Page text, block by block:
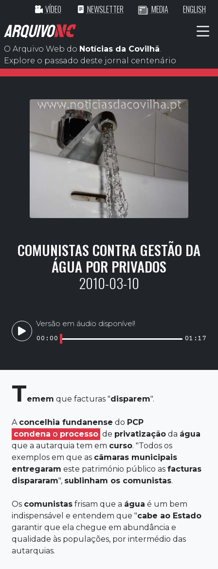
VÍDEO NEWSLETTER MEDIA ENGLISH
ARQUIVONC
O Arquivo Web do Notícias da Covilhã.
Explore o passado deste jornal centenário
COMUNISTAS CONTRA GESTÃO DA
ÁGUA POR PRIVADOS
2010-03-10
Versão em áudio disponível!
00:00 01:17
Temem que facturas "disparem".
A concelhia fundanense do PCP
condena o processo de privatização da água
que a autarquia tem em curso. "Todos os
exemplos em que as câmaras municipais
entregaram este património público as facturas
dispararam", sublinham os comunistas.
Os comunistas frisam que a água é um bem
indispensável e entendem que "cabe ao Estado
garantir que ela chegue em abundância e
qualidade às populações, por intermédio das
autarquias.